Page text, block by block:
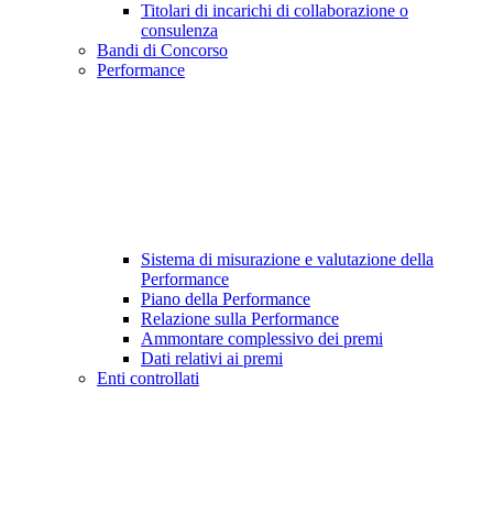
Titolari di incarichi di collaborazione o
consulenza
Bandi di Concorso
Performance
Sistema di misurazione e valutazione della
Performance
Piano della Performance
Relazione sulla Performance
Ammontare complessivo dei premi
Dati relativi ai premi
Enti controllati